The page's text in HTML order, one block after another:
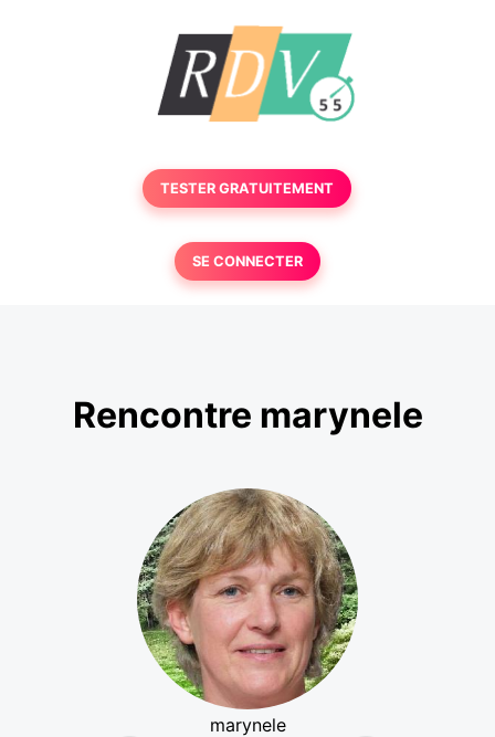
TESTER GRATUITEMENT
SE CONNECTER
Rencontre marynele
marynele